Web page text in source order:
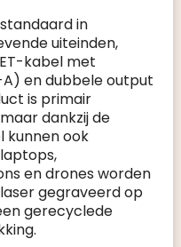
in
uiteinden,
kabel met
en dubbele output
is primair
dankzij de
kunnen ook
en drones worden
gegraveerd op
gerecyclede